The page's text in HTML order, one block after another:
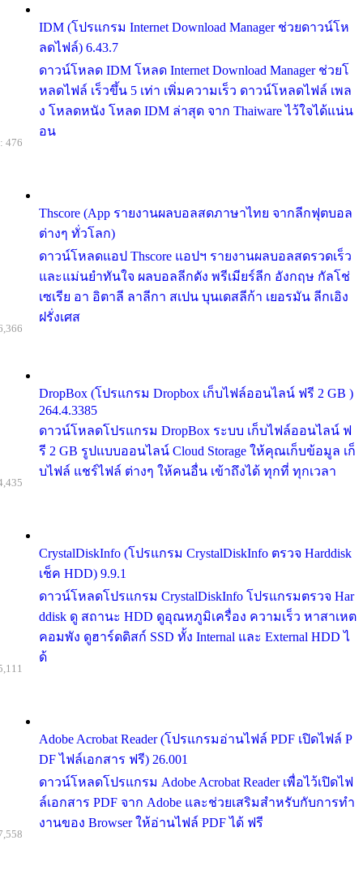
IDM (โปรแกรม Internet Download Manager ช่วยดาวน์โห
ลดไฟล์) 6.43.7
ดาวน์โหลด IDM โหลด Internet Download Manager ช่วยโ
หลดไฟล์ เร็วขึ้น 5 เท่า เพิ่มความเร็ว ดาวน์โหลดไฟล์ เพล
ง โหลดหนัง โหลด IDM ล่าสุด จาก Thaiware ไว้ใจได้แน่น
อน
Thscore (App รายงานผลบอลสดภาษาไทย จากลีกฟุตบอล
ต่างๆ ทั่วโลก)
ดาวน์โหลดแอป Thscore แอปฯ รายงานผลบอลสดรวดเร็ว
และแม่นยำทันใจ ผลบอลลีกดัง พรีเมียร์ลีก อังกฤษ กัลโช่
เซเรีย อา อิตาลี ลาลีกา สเปน บุนเดสลีก้า เยอรมัน ลีกเอิง
ฝรั่งเศส
476
DropBox (โปรแกรม Dropbox เก็บไฟล์ออนไลน์ ฟรี 2 GB )
264.4.3385
ดาวน์โหลดโปรแกรม DropBox ระบบ เก็บไฟล์ออนไลน์ ฟ
รี 2 GB รูปแบบออนไลน์ Cloud Storage ให้คุณเก็บข้อมูล เก็
บไฟล์ แชร์ไฟล์ ต่างๆ ให้คนอื่น เข้าถึงได้ ทุกที่ ทุกเวลา
CrystalDiskInfo (โปรแกรม CrystalDiskInfo ตรวจ Harddisk
เช็ค HDD) 9.9.1
ดาวน์โหลดโปรแกรม CrystalDiskInfo โปรแกรมตรวจ Har
ddisk ดู สถานะ HDD ดูอุณหภูมิเครื่อง ความเร็ว หาสาเหต
คอมพัง ดูฮาร์ดดิสก์ SSD ทั้ง Internal และ External HDD ไ
ด้
Adobe Acrobat Reader (โปรแกรมอ่านไฟล์ PDF เปิดไฟล์ P
DF ไฟล์เอกสาร ฟรี) 26.001
ดาวน์โหลดโปรแกรม Adobe Acrobat Reader เพื่อไว้เปิดไฟ
ล์เอกสาร PDF จาก Adobe และช่วยเสริมสำหรับกับการทำ
งานของ Browser ให้อ่านไฟล์ PDF ได้ ฟรี